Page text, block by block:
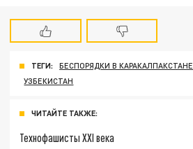
ТЕГИ: БЕСПОРЯДКИ В КАРАКАЛПАКСТАНЕ
УЗБЕКИСТАН
ЧИТАЙТЕ ТАКЖЕ:
Технофашисты XXI века